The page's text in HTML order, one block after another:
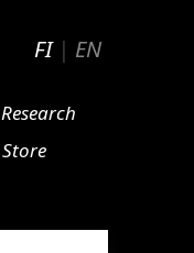
FI| EN
Research
Store